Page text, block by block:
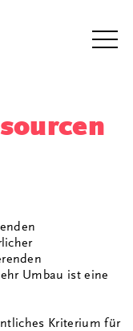
Umbau ist eine
Kriterium für